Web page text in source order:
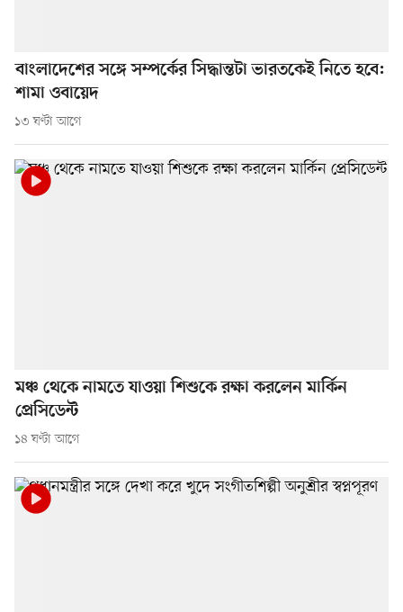
বাংলাদেশের সঙ্গে সম্পর্কের সিদ্ধান্তটা ভারতকেই নিতে হবে:
শামা ওবায়েদ
১৩ ঘণ্টা আগে
মঞ্চ থেকে নামতে যাওয়া শিশুকে রক্ষা করলেন মার্কিন
প্রেসিডেন্ট
১৪ ঘণ্টা আগে